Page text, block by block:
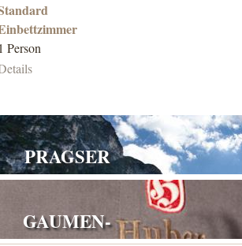
1 Person
PRAGSER
GAUMEN-